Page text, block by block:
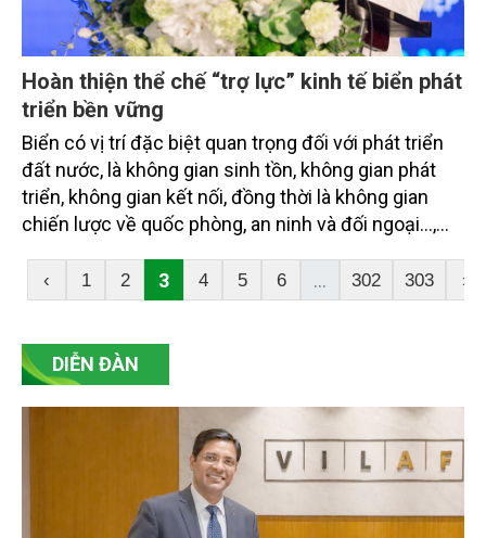
Hoàn thiện thể chế “trợ lực” kinh tế biển phát
triển bền vững
Biển có vị trí đặc biệt quan trọng đối với phát triển
đất nước, là không gian sinh tồn, không gian phát
triển, không gian kết nối, đồng thời là không gian
chiến lược về quốc phòng, an ninh và đối ngoại…,
Ngọc Điệp khẳng định.
‹ 1 2 3 4 5 6 ... 302 303 ›
DIỄN ĐÀN